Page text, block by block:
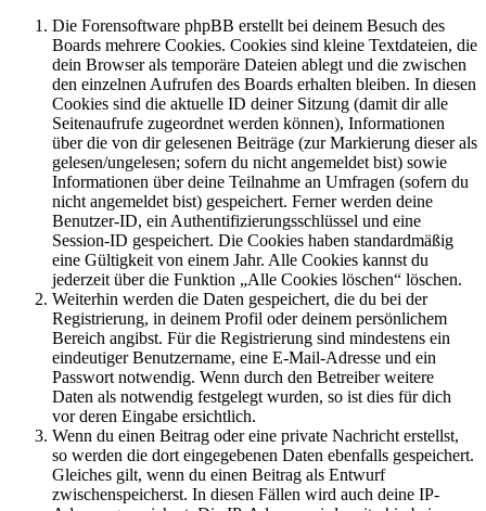
Die Forensoftware phpBB erstellt bei deinem Besuch des
Boards mehrere Cookies. Cookies sind kleine Textdateien, die
dein Browser als temporäre Dateien ablegt und die zwischen
den einzelnen Aufrufen des Boards erhalten bleiben. In diesen
Cookies sind die aktuelle ID deiner Sitzung (damit dir alle
Seitenaufrufe zugeordnet werden können), Informationen
über die von dir gelesenen Beiträge (zur Markierung dieser als
gelesen/ungelesen; sofern du nicht angemeldet bist) sowie
Informationen über deine Teilnahme an Umfragen (sofern du
nicht angemeldet bist) gespeichert. Ferner werden deine
Benutzer-ID, ein Authentifizierungsschlüssel und eine
Session-ID gespeichert. Die Cookies haben standardmäßig
eine Gültigkeit von einem Jahr. Alle Cookies kannst du
jederzeit über die Funktion „Alle Cookies löschen“ löschen.
Weiterhin werden die Daten gespeichert, die du bei der
Registrierung, in deinem Profil oder deinem persönlichem
Bereich angibst. Für die Registrierung sind mindestens ein
eindeutiger Benutzername, eine E-Mail-Adresse und ein
Passwort notwendig. Wenn durch den Betreiber weitere
Daten als notwendig festgelegt wurden, so ist dies für dich
vor deren Eingabe ersichtlich.
Wenn du einen Beitrag oder eine private Nachricht erstellst,
so werden die dort eingegebenen Daten ebenfalls gespeichert.
Gleiches gilt, wenn du einen Beitrag als Entwurf
zwischenspeicherst. In diesen Fällen wird auch deine IP-